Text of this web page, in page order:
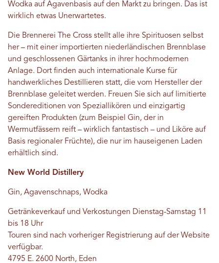
Wodka auf Agavenbasis auf den Markt zu bringen. Das ist
wirklich etwas Unerwartetes.
Die Brennerei The Cross stellt alle ihre Spirituosen selbst
her – mit einer importierten niederländischen Brennblase
und geschlossenen Gärtanks in ihrer hochmodernen
Anlage. Dort finden auch internationale Kurse für
handwerkliches Destillieren statt, die vom Hersteller der
Brennblase geleitet werden. Freuen Sie sich auf limitierte
Sondereditionen von Speziallikören und einzigartig
gereiften Produkten (zum Beispiel Gin, der in
Wermutfässern reift – wirklich fantastisch – und Liköre auf
Basis regionaler Früchte), die nur im hauseigenen Laden
erhältlich sind.
New World Distillery
Gin, Agavenschnaps, Wodka
Getränkeverkauf und Verkostungen Dienstag-Samstag 11
bis 18 Uhr
Touren sind nach vorheriger Registrierung auf der Website
verfügbar.
4795 E. 2600 North, Eden